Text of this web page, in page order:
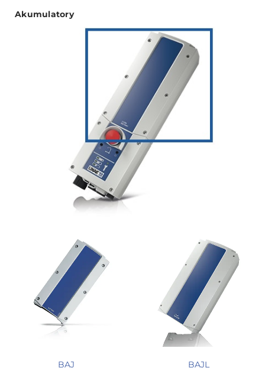
Akumulatory
BAJ BAJL